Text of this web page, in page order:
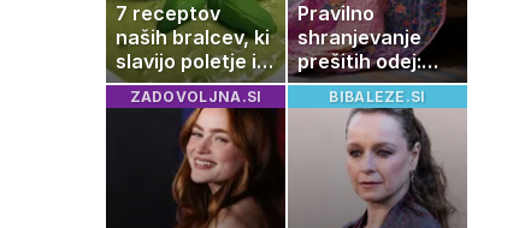
7 receptov
naših bralcev, ki
slavijo poletje in
tradicijo
Pravilno
shranjevanje
prešitih odej:
Kako ohraniti
družinsko
dediščino
ZADOVOLJNA.SI BIBALEZE.SI